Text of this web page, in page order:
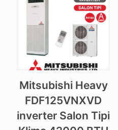
Mitsubishi Heavy
FDF125VNXVD
inverter Salon Tipi